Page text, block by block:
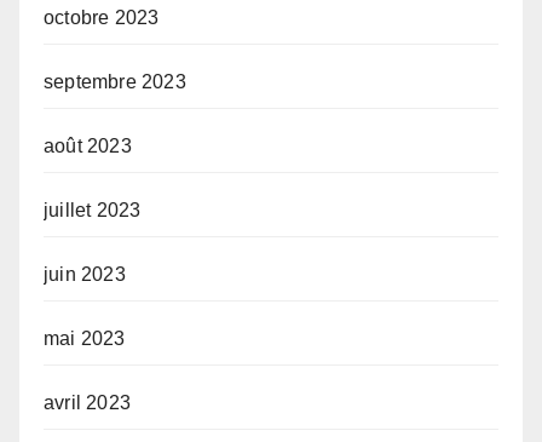
octobre 2023
septembre 2023
août 2023
juillet 2023
juin 2023
mai 2023
avril 2023